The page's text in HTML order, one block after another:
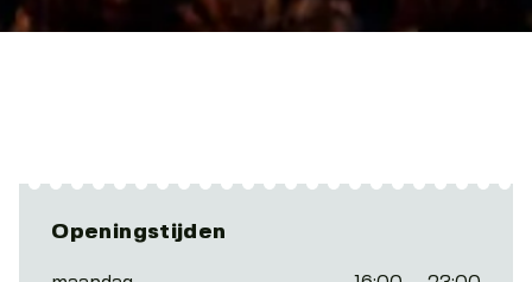
Openingstijden